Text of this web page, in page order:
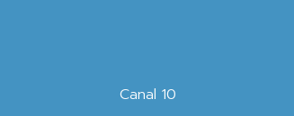
Canal 10